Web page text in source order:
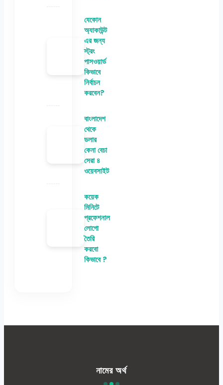
যেকোন
অ্যাকাউন্ট
এর জন্য
স্ট্রং
পাসওয়ার্ড
কিভাবে
নির্বাচন
করবেন?
বাংলাদেশ
থেকে
ডলার
কেনা বেচা
সেরা ৪
ওয়েবসাইট
কয়েক
মিনিটে
প্রফেশনাল
লোগো
তৈরি
করবো
কিভাবে ?
নামের অর্থ